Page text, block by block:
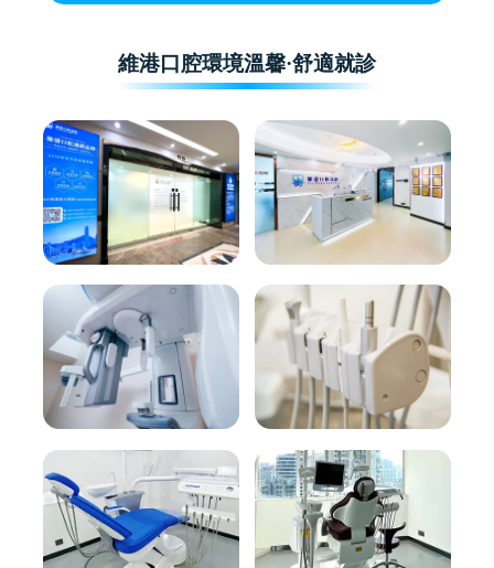
維港口腔環境溫馨·舒適就診